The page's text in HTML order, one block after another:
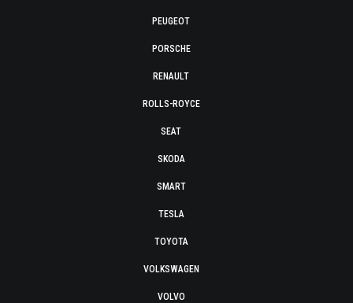
PEUGEOT
PORSCHE
RENAULT
ROLLS-ROYCE
SEAT
SKODA
SMART
TESLA
TOYOTA
VOLKSWAGEN
VOLVO